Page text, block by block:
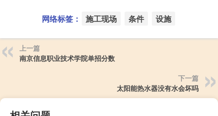
网络标签： 施工现场 条件 设施
上一篇
南京信息职业技术学院单招分数
下一篇
太阳能热水器没有水会坏吗